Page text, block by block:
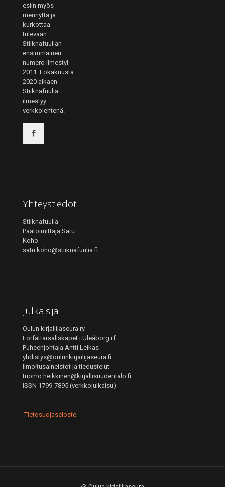
esiin myös
mennyttä ja
kurkottaa
tulevaan.
Stiiknafuulian
ensimmäinen
numero ilmestyi
2011. Lokakuusta
2020 alkaen
Stiiknafuulia
ilmestyy
verkkolehtenä.
Yhteystiedot
Stiiknafuulia
Päätoimittaja Satu
Koho
satu.koho@stiiknafuulia.fi
Julkaisija
Oulun kirjailijaseura ry
Författarsällskapet i Uleåborg rf
Puheenjohtaja Antti Leikas
yhdistys@oulunkirjailijaseura.fi
Ilmoitusaineistot ja tiedustelut
tuomo.heikkinen@kirjallisuudentalo.fi
ISSN 1799-7895 (verkkojulkaisu)
Tietosuojaseloste